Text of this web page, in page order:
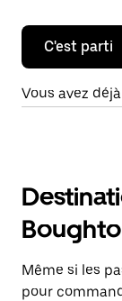
C'est parti
Vous avez
Même si les
pour